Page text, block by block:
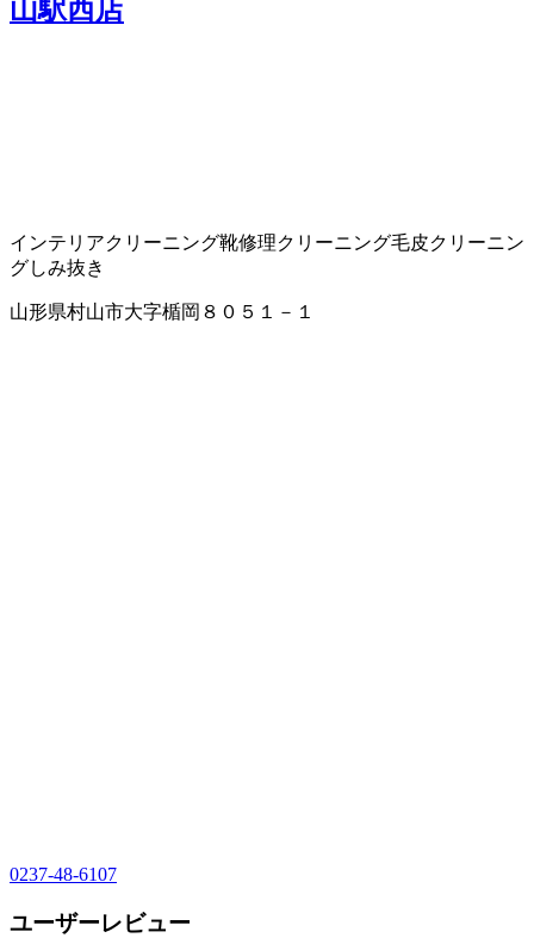
山駅西店
インテリアクリーニング靴修理クリーニング毛皮クリーニン
グしみ抜き
山形県村山市大字楯岡８０５１－１
0237-48-6107
ユーザーレビュー